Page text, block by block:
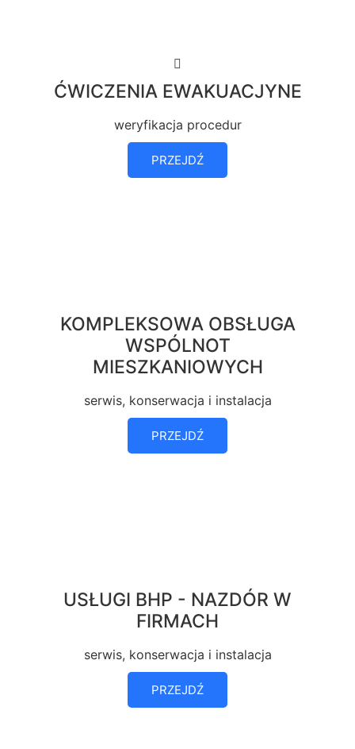
ĆWICZENIA EWAKUACJYNE
weryfikacja procedur
PRZEJDŹ
KOMPLEKSOWA OBSŁUGA
WSPÓLNOT
MIESZKANIOWYCH
serwis, konserwacja i instalacja
PRZEJDŹ
USŁUGI BHP - NAZDÓR W
FIRMACH
serwis, konserwacja i instalacja
PRZEJDŹ